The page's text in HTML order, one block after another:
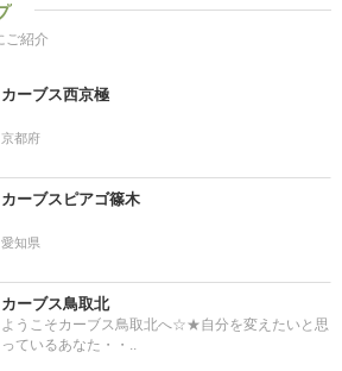
ご紹介
カーブス西京極
京都府
カーブスピアゴ篠木
愛知県
カーブス鳥取北
ようこそカーブス鳥取北へ☆★自分を変えたいと思
っているあなた・・..